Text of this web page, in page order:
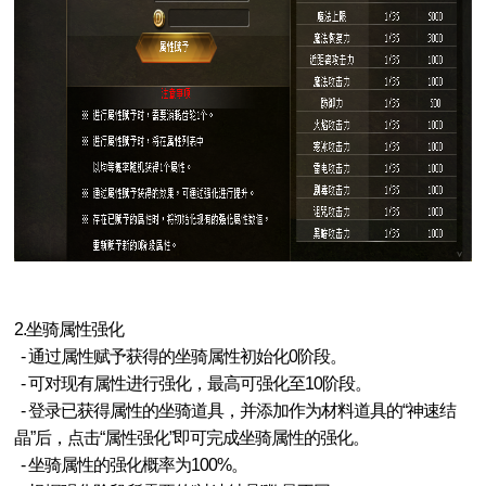
2.坐骑属性强化
- 通过属性赋予获得的坐骑属性初始化0阶段。
- 可对现有属性进行强化，最高可强化至10阶段。
- 登录已获得属性的坐骑道具，并添加作为材料道具的“神速结
晶”后，点击“属性强化”即可完成坐骑属性的强化。
- 坐骑属性的强化概率为100%。